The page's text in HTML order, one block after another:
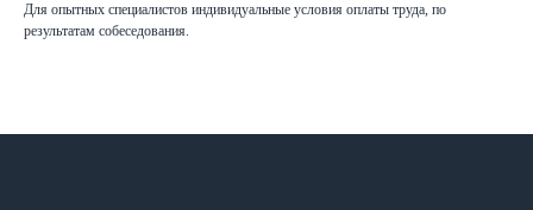
Для опытных специалистов индивидуальные условия оплаты труда, по
результатам собеседования.